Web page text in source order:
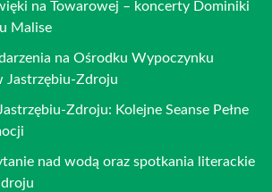
na Towarowej – koncerty Dominiki
Malise
na Ośrodku Wypoczynku
Jastrzębiu-Zdroju
Zdroju: Kolejne Seanse Pełne
nad wodą oraz spotkania literackie